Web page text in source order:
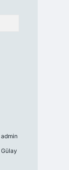
admin
Gülay